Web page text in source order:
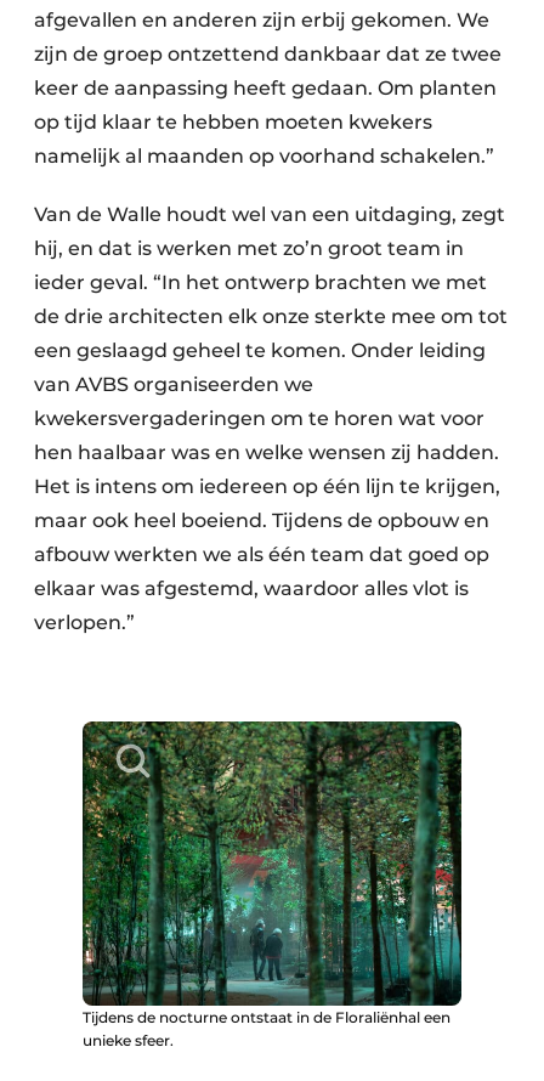
afgevallen en anderen zijn erbij gekomen. We
zijn de groep ontzettend dankbaar dat ze twee
keer de aanpassing heeft gedaan. Om planten
op tijd klaar te hebben moeten kwekers
namelijk al maanden op voorhand schakelen.”
Van de Walle houdt wel van een uitdaging, zegt
hij, en dat is werken met zo’n groot team in
ieder geval. “In het ontwerp brachten we met
de drie architecten elk onze sterkte mee om tot
een geslaagd geheel te komen. Onder leiding
van AVBS organiseerden we
kwekersvergaderingen om te horen wat voor
hen haalbaar was en welke wensen zij hadden.
Het is intens om iedereen op één lijn te krijgen,
maar ook heel boeiend. Tijdens de opbouw en
afbouw werkten we als één team dat goed op
elkaar was afgestemd, waardoor alles vlot is
verlopen.”
Tijdens de nocturne ontstaat in de Floraliënhal een
unieke sfeer.